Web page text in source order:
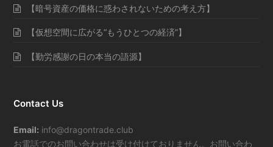
【暗号資産の価格に惑わされないための考え方】
【仮想空間に広がる“もうひとつの経済”】
【勤労感謝の日の本当の語源】
Contact Us
Email: info@dragontrade.club
お電話でのお問い合わせは受け付けておりません。お問い合わ